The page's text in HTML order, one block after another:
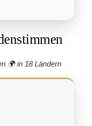
🌍 in 18 Ländern